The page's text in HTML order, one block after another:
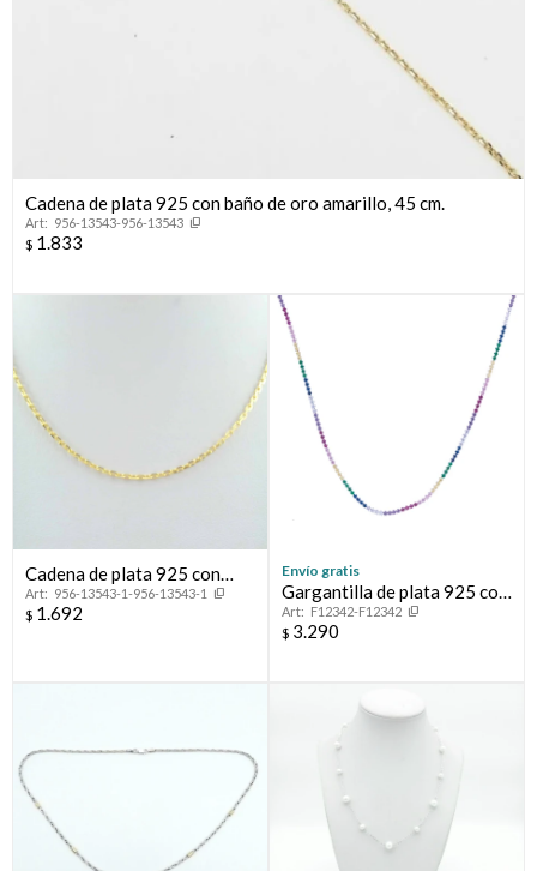
Cadena de plata 925 con baño de oro amarillo, 45 cm.
956-13543-956-13543
$ 1.833
Cadena de plata 925 con
baño de oro amarillo, 40 cm.
956-13543-1-956-13543-1
$ 1.692
Envío gratis
Gargantilla de plata 925 con
circonias, TENNIS.
F12342-F12342
$ 3.290